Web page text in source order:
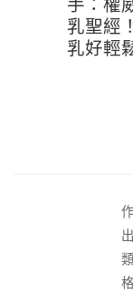
手：權
乳聖經
乳好輕
作
類
格